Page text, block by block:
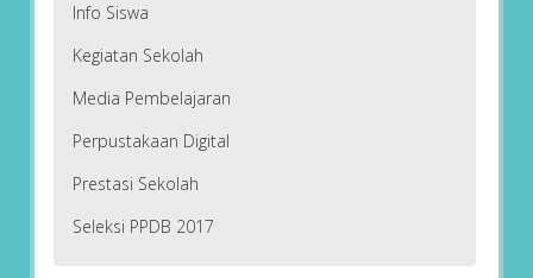
Info Siswa
Kegiatan Sekolah
Media Pembelajaran
Perpustakaan Digital
Prestasi Sekolah
Seleksi PPDB 2017